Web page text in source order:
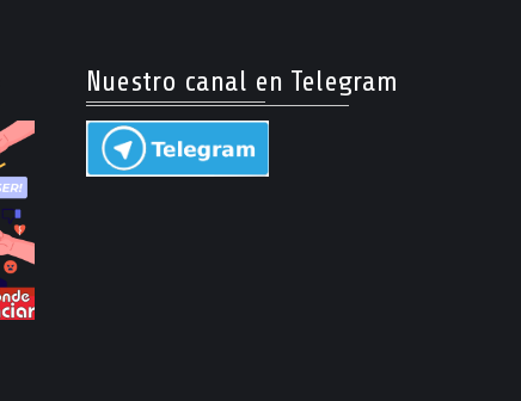
Nuestro canal en Telegram